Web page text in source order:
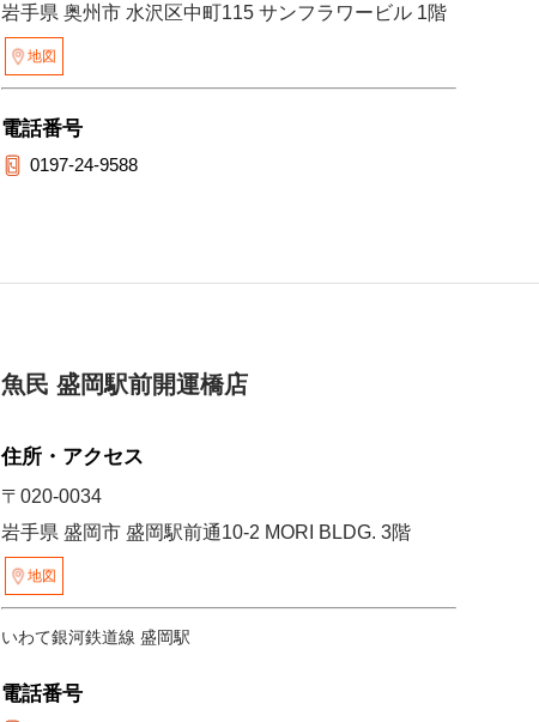
岩手県 奥州市 水沢区中町115 サンフラワービル 1階
地図
電話番号
0197-24-9588
魚民 盛岡駅前開運橋店
住所・アクセス
〒020-0034
岩手県 盛岡市 盛岡駅前通10-2 MORI BLDG. 3階
地図
いわて銀河鉄道線 盛岡駅
電話番号